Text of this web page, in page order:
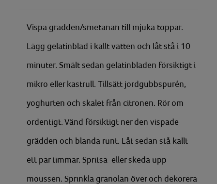
Vispa grädden/smetanan till mjuka toppar.
Lägg gelatinblad i kallt vatten och låt stå i 10
minuter. Smält sedan gelatinbladen försiktigt i
mikro eller kastrull. Tillsätt jordgubbspurén,
yoghurten och skalet från citronen. Rör om
ordentigt. Vänd försiktigt ner den vispade
grädden och blanda runt. Låt sedan stå kallt
ett par timmar. Spritsa eller skeda upp
moussen. Sprinkla granolan över och dekorera